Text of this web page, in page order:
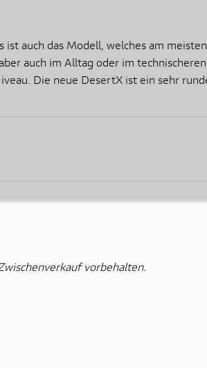
auch das Modell, welches am
auch im Alltag oder im
Die neue DesertX ist ein sehr
vorbehalten.